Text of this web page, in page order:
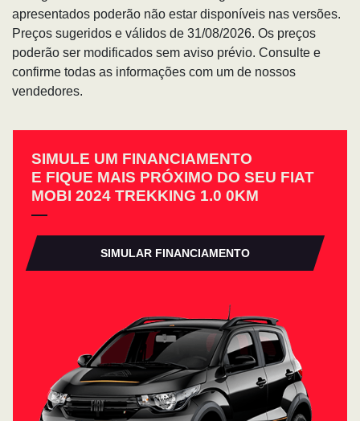
apresentados poderão não estar disponíveis nas versões.
Preços sugeridos e válidos de 31/08/2026. Os preços
poderão ser modificados sem aviso prévio. Consulte e
confirme todas as informações com um de nossos
vendedores.
SIMULE UM FINANCIAMENTO
E FIQUE MAIS PRÓXIMO DO SEU FIAT
MOBI 2024 TREKKING 1.0 0KM
SIMULAR FINANCIAMENTO